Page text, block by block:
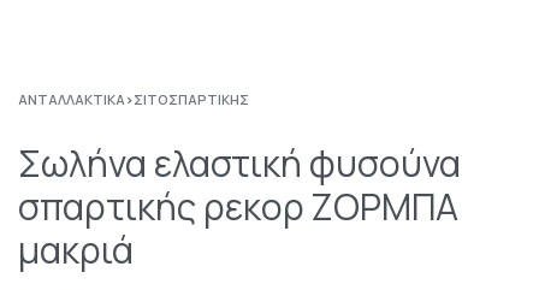
ΑΝΤΑΛΛΑΚΤΙΚΆ›ΣΙΤΟΣΠΑΡΤΙΚΉΣ
Σωλήνα ελαστική φυσούνα
σπαρτικής ρεκορ ΖΟΡΜΠΑ
μακριά